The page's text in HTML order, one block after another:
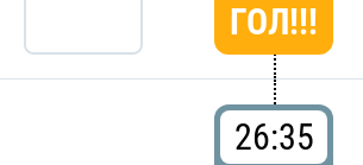
ГОЛ!!!
26:35